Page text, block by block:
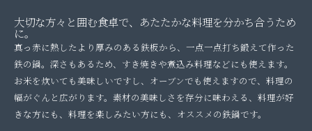
大切な方々と囲む食卓で、あたたかな料理を分かち合うため
に。
真っ赤に熱したより厚みのある鉄板から、一点一点打ち鍛えて作った
鉄の鍋。 深さもあるため、すき焼きや煮込み料理などにも使えます。
お米を炊いても美味しいですし、オーブンでも使えますので、料理の
幅がぐんと広がります。 素材の美味しさを存分に味わえる、料理が好
きな方にも、料理を楽しみたい方にも、オススメの鉄鍋です。